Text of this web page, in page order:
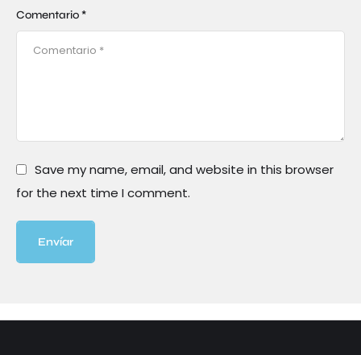
Comentario *
Save my name, email, and website in this browser
for the next time I comment.
Envíar